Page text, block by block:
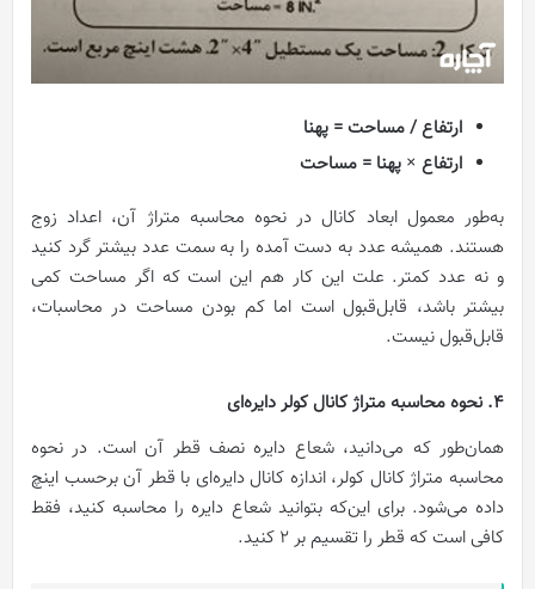
ارتفاع / مساحت = پهنا
ارتفاع × پهنا = مساحت
به‌طور معمول ابعاد کانال در نحوه محاسبه متراژ آن، اعداد زوج
هستند. همیشه عدد به دست آمده را به سمت عدد بیشتر گرد کنید
و نه عدد کمتر. علت این کار هم این است که اگر مساحت کمی
بیشتر باشد، قابل‌قبول است اما کم بودن مساحت در محاسبات،
قابل‌قبول نیست.
4. نحوه محاسبه متراژ کانال کولر دایره‌ای
همان‌طور که می‌دانید، شعاع دایره نصف قطر آن است. در نحوه
محاسبه متراژ کانال کولر، اندازه کانال دایره‌ای با قطر آن برحسب اینچ
داده می‌شود. برای این‌که بتوانید شعاع دایره را محاسبه کنید، فقط
کافی است که قطر را تقسیم ‌بر 2 کنید.